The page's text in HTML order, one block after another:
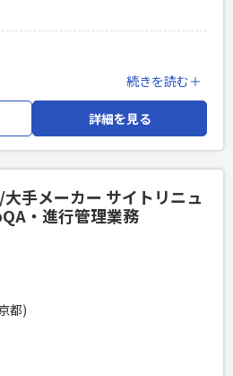
1年以上
ムでの開発経験
発となります。 サービスは2つあ
サーバーサイドエンジニアのSEと
開発言語はPythonとJavaがあり、
るWebアプリケーション開発経験
ム開発経験 ・対人コミュニケー
）
1年以上
ムでの開発経験
続きを読む＋
詳細を見る
手メーカー サイトリニュ
・進行管理業務
都)